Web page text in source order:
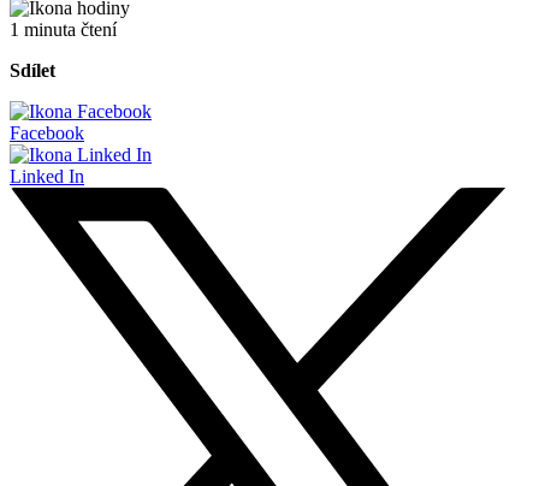
1 minuta čtení
Sdílet
Facebook
Linked In